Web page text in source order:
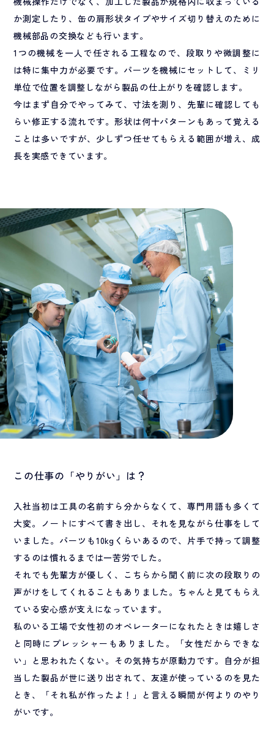
か測定したり、缶の肩形状タイプやサイズ切り替えのために
機械部品の交換なども行います。
1つの機械を一人で任される工程なので、段取りや微調整に
は特に集中力が必要です。パーツを機械にセットして、ミリ
単位で位置を調整しながら製品の仕上がりを確認します。
今はまず自分でやってみて、寸法を測り、先輩に確認しても
らい修正する流れです。形状は何十パターンもあって覚える
ことは多いですが、少しずつ任せてもらえる範囲が増え、成
長を実感できています。
この仕事の「やりがい」は？
入社当初は工具の名前すら分からなくて、専門用語も多くて
大変。ノートにすべて書き出し、それを見ながら仕事をして
いました。パーツも10kgくらいあるので、片手で持って調整
するのは慣れるまでは一苦労でした。
それでも先輩方が優しく、こちらから聞く前に次の段取りの
声がけをしてくれることもありました。ちゃんと見てもらえ
ている安心感が支えになっています。
私のいる工場で女性初のオペレーターになれたときは嬉しさ
と同時にプレッシャーもありました。「女性だからできな
い」と思われたくない。その気持ちが原動力です。自分が担
当した製品が世に送り出されて、友達が使っているのを見た
とき、「それ私が作ったよ！」と言える瞬間が何よりのやり
がいです。